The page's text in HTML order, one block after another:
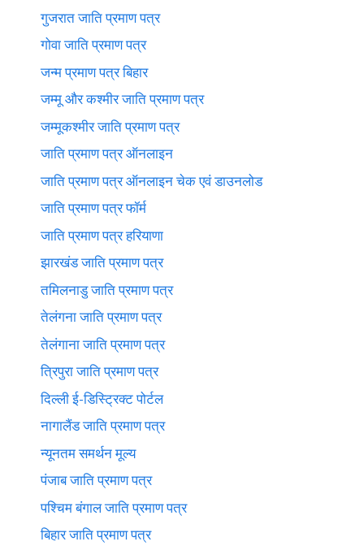
गुजरात जाति प्रमाण पत्र
गोवा जाति प्रमाण पत्र
जन्म प्रमाण पत्र बिहार
जम्मू और कश्मीर जाति प्रमाण पत्र
जम्मूकश्मीर जाति प्रमाण पत्र
जाति प्रमाण पत्र ऑनलाइन
जाति प्रमाण पत्र ऑनलाइन चेक एवं डाउनलोड
जाति प्रमाण पत्र फॉर्म
जाति प्रमाण पत्र हरियाणा
झारखंड जाति प्रमाण पत्र
तमिलनाडु जाति प्रमाण पत्र
तेलंगना जाति प्रमाण पत्र
तेलंगाना जाति प्रमाण पत्र
त्रिपुरा जाति प्रमाण पत्र
दिल्ली ई-डिस्ट्रिक्ट पोर्टल
नागालैंड जाति प्रमाण पत्र
न्यूनतम समर्थन मूल्य
पंजाब जाति प्रमाण पत्र
पश्चिम बंगाल जाति प्रमाण पत्र
बिहार जाति प्रमाण पत्र